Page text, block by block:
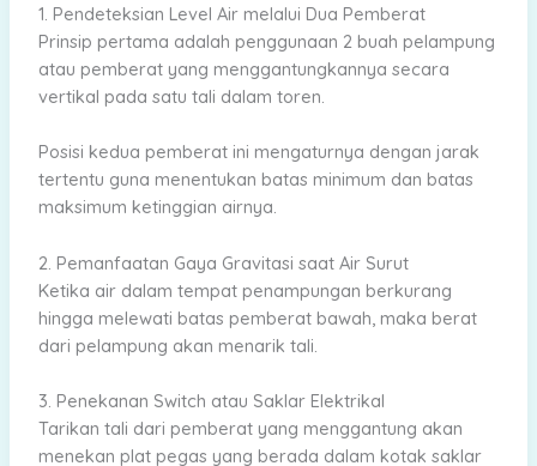
1. Pendeteksian Level Air melalui Dua Pemberat
Prinsip pertama adalah penggunaan 2 buah pelampung
atau pemberat yang menggantungkannya secara
vertikal pada satu tali dalam toren.
Posisi kedua pemberat ini mengaturnya dengan jarak
tertentu guna menentukan batas minimum dan batas
maksimum ketinggian airnya.
2. Pemanfaatan Gaya Gravitasi saat Air Surut
Ketika air dalam tempat penampungan berkurang
hingga melewati batas pemberat bawah, maka berat
dari pelampung akan menarik tali.
3. Penekanan Switch atau Saklar Elektrikal
Tarikan tali dari pemberat yang menggantung akan
menekan plat pegas yang berada dalam kotak saklar